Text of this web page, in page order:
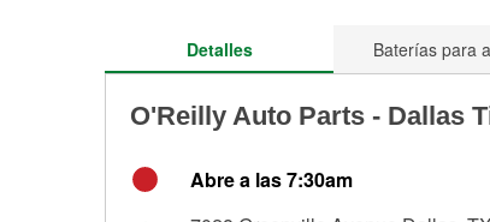
Detalles Baterías para
O'Reilly Auto Parts - Dallas
Abre a las 7:30am